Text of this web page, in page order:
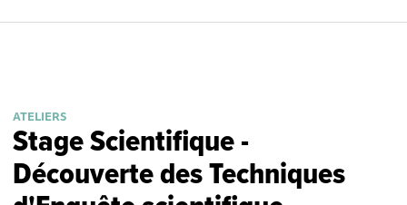
ATELIERS
Stage Scientifique -
Découverte des Techniques